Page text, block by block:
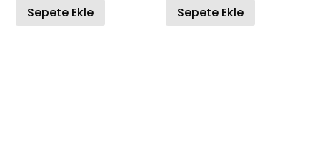
350.00 TL.
200.00 TL.
Sepete Ekle
350.00 TL.
Sepete Ekle